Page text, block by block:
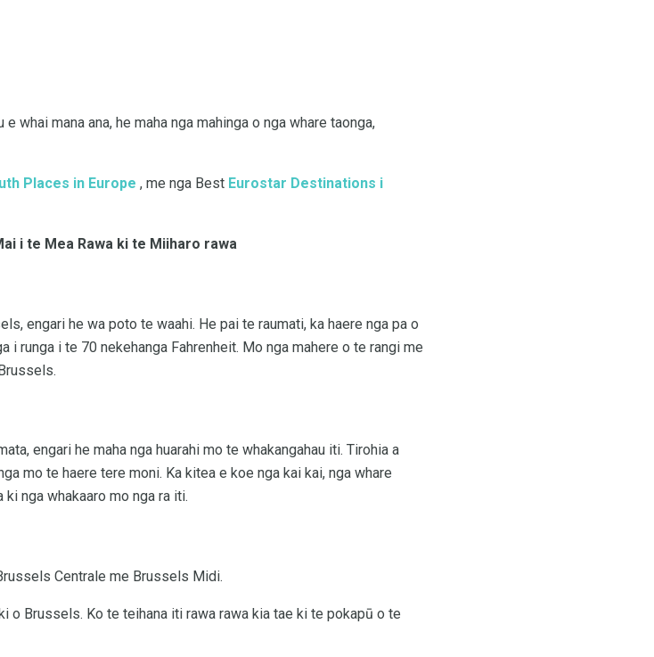
whai mana ana, he maha nga mahinga o nga whare taonga,
Places in Europe , me nga Best Eurostar Destinations i
i te Mea Rawa ki te Miiharo rawa
engari he wa poto te waahi. He pai te raumati, ka haere nga pa o
i runga i te 70 nekehanga Fahrenheit. Mo nga mahere o te rangi me
engari he maha nga huarahi mo te whakangahau iti. Tirohia a
mo te haere tere moni. Ka kitea e koe nga kai kai, nga whare
nga whakaaro mo nga ra iti.
Centrale me Brussels Midi.
o Brussels. Ko te teihana iti rawa rawa kia tae ki te pokapū o te